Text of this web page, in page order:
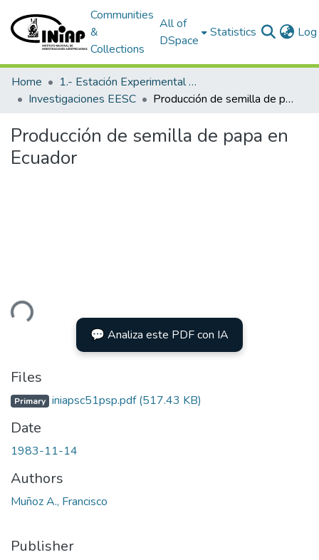
Communities
&
Collections
All of
DSpace
Statistics
Home
1.- Estación Experimental Santa Catalina
Investigaciones EESC
Producción de semilla de papa en Ecuador
Producción de semilla de papa en
Ecuador
💬 Analiza este PDF con IA
Files
Primary iniapsc51psp.pdf(517.43 KB)
Date
1983-11-14
Authors
Muñoz A., Francisco
Publisher